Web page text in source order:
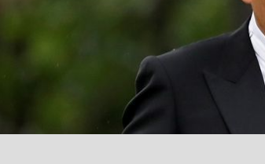
敗する。でも…」本田圭佑が初めて明かした日本代表